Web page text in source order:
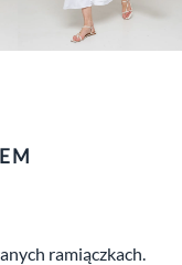
ramiączkach.